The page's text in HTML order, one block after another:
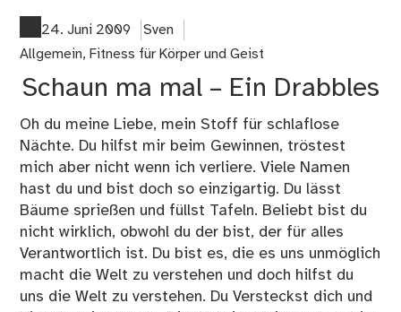
24. Juni 2009
Sven
Allgemein, Fitness für Körper und Geist
Schaun ma mal – Ein Drabbles
Oh du meine Liebe, mein Stoff für schlaflose
Nächte. Du hilfst mir beim Gewinnen, tröstest
mich aber nicht wenn ich verliere. Viele Namen
hast du und bist doch so einzigartig. Du lässt
Bäume sprießen und füllst Tafeln. Beliebt bist du
nicht wirklich, obwohl du der bist, der für alles
Verantwortlich ist. Du bist es, die es uns unmöglich
macht die Welt zu verstehen und doch hilfst du
uns die Welt zu verstehen. Du Versteckst dich und